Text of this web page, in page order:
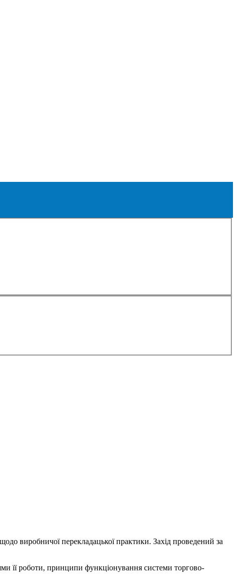
виробничої перекладацької практики. Захід проведений за
її роботи, принципи функціонування системи торгово-